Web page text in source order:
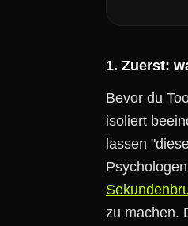
1. Zuerst:
Bevor du
isoliert
lassen
zu machen.